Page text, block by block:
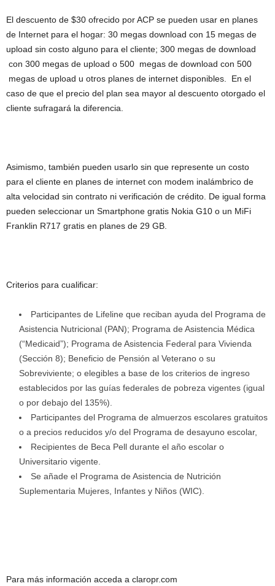
El descuento de $30 ofrecido por ACP se pueden usar en planes
de Internet para el hogar: 30 megas download con 15 megas de
upload sin costo alguno para el cliente; 300 megas de download
con 300 megas de upload o 500 megas de download con 500
megas de upload u otros planes de internet disponibles. En el
caso de que el precio del plan sea mayor al descuento otorgado el
cliente sufragará la diferencia.
Asimismo, también pueden usarlo sin que represente un costo
para el cliente en planes de internet con modem inalámbrico de
alta velocidad sin contrato ni verificación de crédito. De igual forma
pueden seleccionar un Smartphone gratis Nokia G10 o un MiFi
Franklin R717 gratis en planes de 29 GB.
Criterios para cualificar:
Participantes de Lifeline que reciban ayuda del Programa de
Asistencia Nutricional (PAN); Programa de Asistencia Médica
(“Medicaid”); Programa de Asistencia Federal para Vivienda
(Sección 8); Beneficio de Pensión al Veterano o su
Sobreviviente; o elegibles a base de los criterios de ingreso
establecidos por las guías federales de pobreza vigentes (igual
o por debajo del 135%).
Participantes del Programa de almuerzos escolares gratuitos
o a precios reducidos y/o del Programa de desayuno escolar,
Recipientes de Beca Pell durante el año escolar o
Universitario vigente.
Se añade el Programa de Asistencia de Nutrición
Suplementaria Mujeres, Infantes y Niños (WIC).
Para más información acceda a claropr.com